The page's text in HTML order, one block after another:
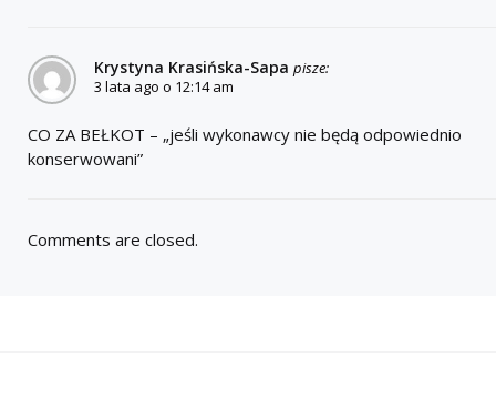
Krystyna Krasińska-Sapa pisze:
3 lata ago o 12:14 am
CO ZA BEŁKOT – „jeśli wykonawcy nie będą odpowiednio
konserwowani”
Comments are closed.